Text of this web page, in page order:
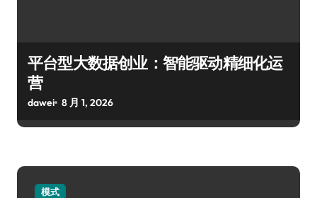
平台型大数据创业：智能驱动精细化运
营
dawei 8 月 1, 2026
模式